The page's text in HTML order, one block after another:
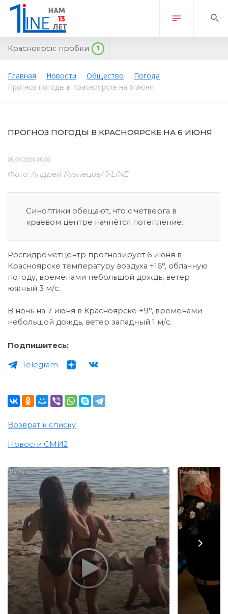
Красноярск: пробки 1
Главная Новости Общество
Погода
Прогноз погоды в Красноярске на 6 июня
ПРОГНОЗ ПОГОДЫ В КРАСНОЯРСКЕ НА 6 ИЮНЯ
06.06.2024 06:00
Фото: Андрей Кузнецов/ 1-LiNE
Синоптики обещают, что с четверга в
краевом центре начнётся потепление.
Росгидрометцентр прогнозирует 6 июня в
Красноярске температуру воздуха +16°, облачную
погоду, временами небольшой дождь, ветер
южный 3 м/с.
В ночь на 7 июня в Красноярске +9°, временами
небольшой дождь, ветер западный 1 м/с.
Подпишитесь:
Telegram
Возврат к списку
Новости СМИ2
i